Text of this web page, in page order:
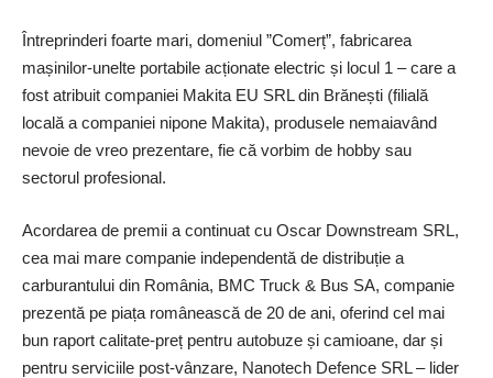
Întreprinderi foarte mari, domeniul ”Comerț”, fabricarea
mașinilor-unelte portabile acționate electric și locul 1 – care a
fost atribuit companiei Makita EU SRL din Brănești (filială
locală a companiei nipone Makita), produsele nemaiavând
nevoie de vreo prezentare, fie că vorbim de hobby sau
sectorul profesional.
Acordarea de premii a continuat cu Oscar Downstream SRL,
cea mai mare companie independentă de distribuție a
carburantului din România, BMC Truck & Bus SA, companie
prezentă pe piața românească de 20 de ani, oferind cel mai
bun raport calitate-preț pentru autobuze și camioane, dar și
pentru serviciile post-vânzare, Nanotech Defence SRL – lider